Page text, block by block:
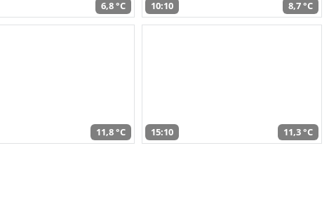
6,8 °C 10:10 8,7 °C
11,8 °C 15:10 11,3 °C